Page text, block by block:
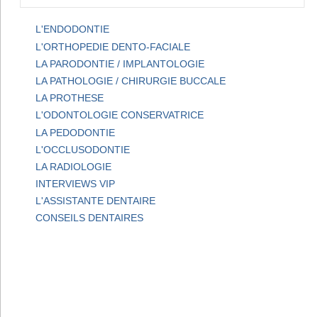
L'ENDODONTIE
L'ORTHOPEDIE DENTO-FACIALE
LA PARODONTIE / IMPLANTOLOGIE
LA PATHOLOGIE / CHIRURGIE BUCCALE
LA PROTHESE
L'ODONTOLOGIE CONSERVATRICE
LA PEDODONTIE
L'OCCLUSODONTIE
LA RADIOLOGIE
INTERVIEWS VIP
L'ASSISTANTE DENTAIRE
CONSEILS DENTAIRES